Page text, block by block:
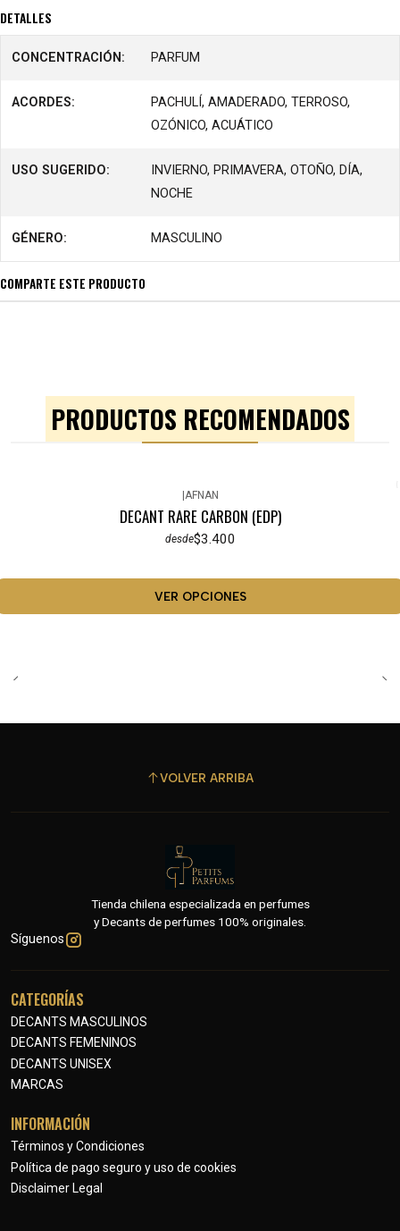
DETALLES
CONCENTRACIÓN: PARFUM
ACORDES:
PACHULÍ, AMADERADO, TERROSO,
OZÓNICO, ACUÁTICO
USO SUGERIDO:
INVIERNO, PRIMAVERA, OTOÑO, DÍA,
NOCHE
GÉNERO: MASCULINO
COMPARTE ESTE PRODUCTO
PRODUCTOS RECOMENDADOS
AFNAN
DECANT RARE CARBON (EDP)
desde$3.400
VER OPCIONES
VOLVER ARRIBA
Tienda chilena especializada en perfumes
y Decants de perfumes 100% originales.
Síguenos
CATEGORÍAS
DECANTS MASCULINOS
DECANTS FEMENINOS
DECANTS UNISEX
MARCAS
INFORMACIÓN
Términos y Condiciones
Política de pago seguro y uso de cookies
Disclaimer Legal